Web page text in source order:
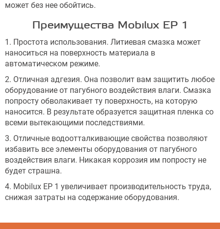
может без нее обойтись.
Преимущества Mobilux EP 1
1. Простота использования. Литиевая смазка может
наноситься на поверхность материала в
автоматическом режиме.
2. Отличная адгезия. Она позволит вам защитить любое
оборудование от пагубного воздействия влаги. Смазка
попросту обволакивает ту поверхность, на которую
наносится. В результате образуется защитная пленка со
всеми вытекающими последствиями.
3. Отличные водоотталкивающие свойства позволяют
избавить все элементы оборудования от пагубного
воздействия влаги. Никакая коррозия им попросту не
будет страшна.
4. Mobilux EP 1 увеличивает производительность труда,
снижая затраты на содержание оборудования.